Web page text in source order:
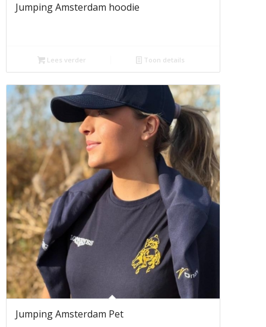
Jumping Amsterdam hoodie
Lees verder Toon details
Jumping Amsterdam Pet